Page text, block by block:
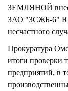
ЗЕМЛЯНОЙ внес
ЗАО "ЗСЖБ-6"
несчастного
Прокуратура
итоги проверки
предприятий, в